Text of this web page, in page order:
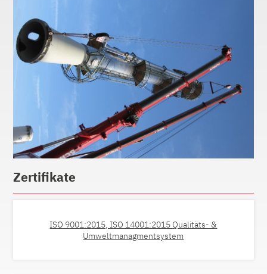
Zertifikate
ISO 9001:2015, ISO 14001:2015 Qualitäts- &
Umweltmanagmentsystem